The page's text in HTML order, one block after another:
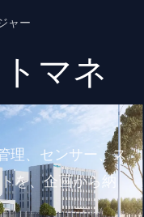
ャー
マネ
理、センサー、ス
を、企画から納